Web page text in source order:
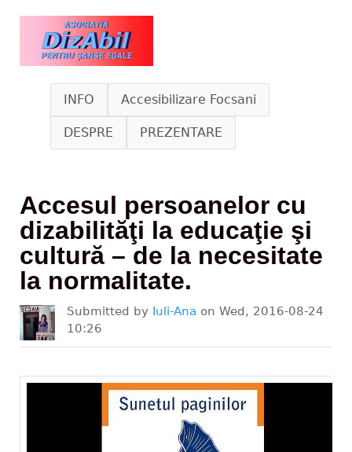
Skip to main content
www.dizabil.eu
INFO Accesibilizare Focsani
DESPRE PREZENTARE
Accesul persoanelor cu
dizabilităţi la educaţie şi
cultură – de la necesitate
la normalitate.
Submitted by Iuli-Ana on Wed, 2016-08-24
10:26